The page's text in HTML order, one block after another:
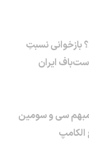
بازخوانی نسبتِ
ایران
مبهم سی و سومین